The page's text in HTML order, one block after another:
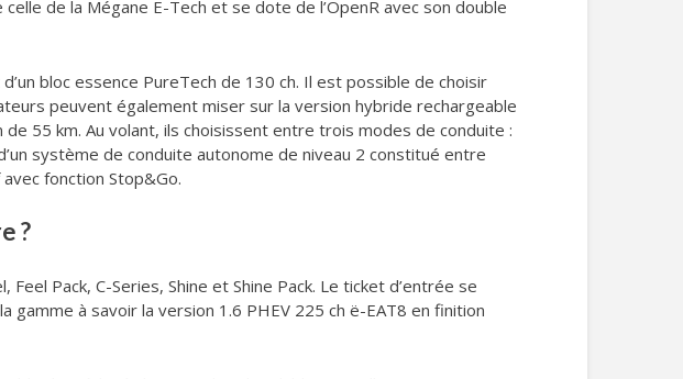
de la Mégane E-Tech et se dote de l’OpenR avec son double
bloc essence PureTech de 130 ch. Il est possible de choisir
peuvent également miser sur la version hybride rechargeable
55 km. Au volant, ils choisissent entre trois modes de conduite :
système de conduite autonome de niveau 2 constitué entre
fonction Stop&Go.
?
Pack, C-Series, Shine et Shine Pack. Le ticket d’entrée se
à savoir la version 1.6 PHEV 225 ch ë-EAT8 en finition